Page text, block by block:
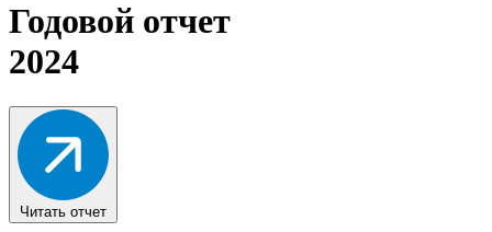
Годовой отчет
2024
Читать отчет